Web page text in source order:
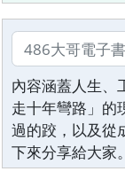
內容涵蓋人生、
走十年彎路」的
過的跤，以及從
下來分享給大家。